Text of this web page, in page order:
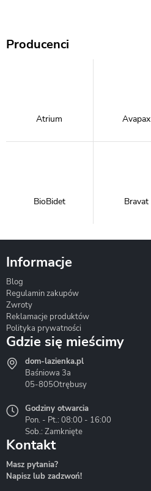
Producenci
Atrium Avapax
BioBidet Bravat
Hydrostop
Liveno
Informacje
Blog
Regulamin zakupów
Zwroty
Reklamacje produktów
Polityka prywatności
Gdzie się mieścimy
dom-lazienka.pl
Baśniowa 3a
05-805Otrębusy
Godziny otwarcia
Pon. - Pt.: 08:00 - 16:00
Sob.: Zamknięte
Kontakt
Masz pytania?
Napisz lub zadzwoń!